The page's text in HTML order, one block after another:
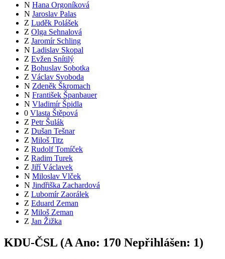
N Hana Orgoníková
N Jaroslav Palas
Z Luděk Polášek
Z Olga Sehnalová
Z Jaromír Schling
N Ladislav Skopal
Z Evžen Snítilý
Z Bohuslav Sobotka
Z Václav Svoboda
N Zdeněk Škromach
N František Španbauer
N Vladimír Špidla
0 Vlasta Štěpová
Z Petr Šulák
Z Dušan Tešnar
Z Miloš Titz
Z Rudolf Tomíček
Z Radim Turek
Z Jiří Václavek
N Miloslav Vlček
N Jindřiška Zachardová
Z Lubomír Zaorálek
Z Eduard Zeman
Z Miloš Zeman
Z Jan Žižka
KDU-ČSL (AAno: 170 Nepřihlášen: 1)